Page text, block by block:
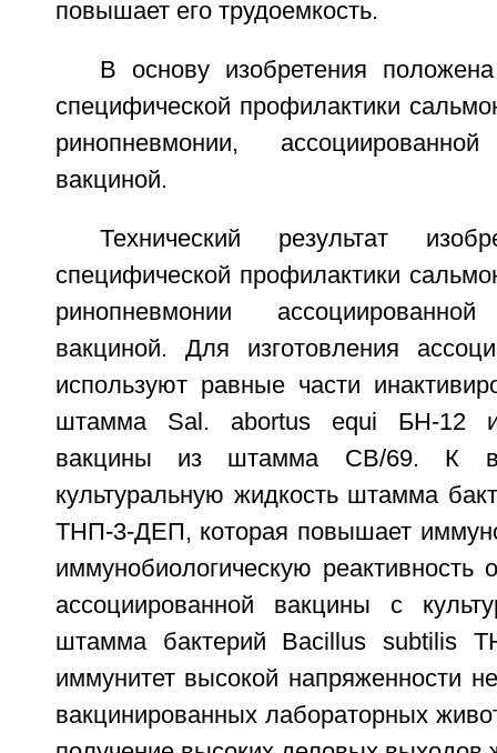
повышает его трудоемкость.
В основу изобретения
специфической профилактики
ринопневмонии, ассоциированной
вакциной.
Технический результат
специфической профилактики
ринопневмонии ассоциированной
вакциной. Для изготовления
используют равные части
штамма Sal. abortus equi БН-12 и
вакцины из штамма СВ/69. К
культуральную жидкость штамма
ТНП-3-ДЕП, которая повышает
иммунобиологическую реактивность
ассоциированной вакцины с
штамма бактерий Bacillus subtilis
иммунитет высокой напряженности
вакцинированных лабораторных